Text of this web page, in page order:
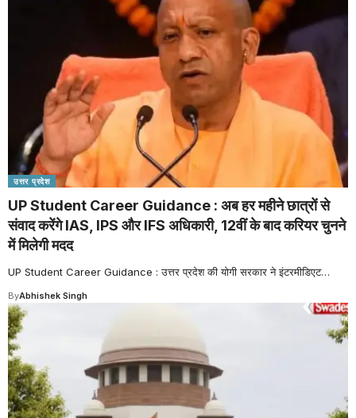
उत्तर प्रदेश
UP Student Career Guidance : अब हर महीने छात्रों से
संवाद करेंगे IAS, IPS और IFS अधिकारी, 12वीं के बाद करियर चुनने
में मिलेगी मदद
UP Student Career Guidance : उत्तर प्रदेश की योगी सरकार ने इंटरमीडिएट…
ByAbhishek Singh